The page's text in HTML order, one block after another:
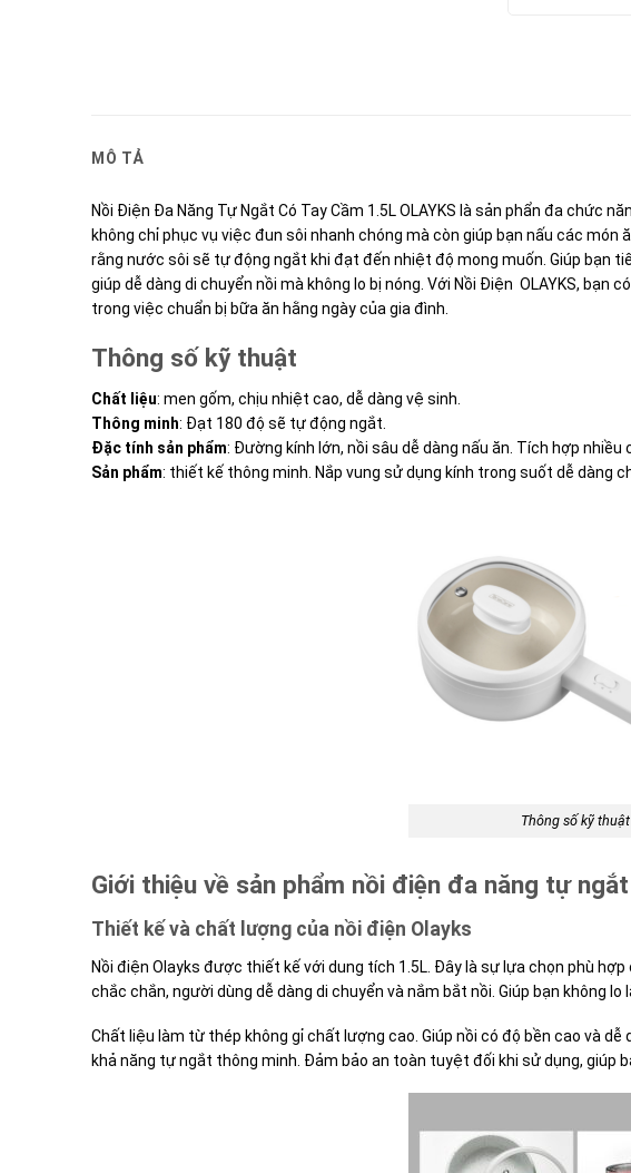
MÔ TẢ
Nồi Điện Đa Năng Tự Ngắt Có Tay Cầm 1.5L OLAYKS là sản phẩn đa chức
không chỉ phục vụ việc đun sôi nhanh chóng mà còn giúp bạn nấu các
rằng nước sôi sẽ tự động ngắt khi đạt đến nhiệt độ mong muốn. Giúp bạn
giúp dễ dàng di chuyển nồi mà không lo bị nóng. Với Nồi Điện OLAYKS,
trong việc chuẩn bị bữa ăn hằng ngày của gia đình.
Thông số kỹ thuật
Chất liệu: men gốm, chịu nhiệt cao, dễ dàng vệ sinh.
Thông minh: Đạt 180 độ sẽ tự động ngắt.
Đặc tính sản phẩm: Đường kính lớn, nồi sâu dễ dàng nấu ăn. Tích hợp nhiều
Sản phẩm: thiết kế thông minh. Nắp vung sử dụng kính trong suốt dễ dàng
Thông số kỹ thuật
Giới thiệu về sản phẩm nồi điện đa năng tự
Thiết kế và chất lượng của nồi điện Olayks
Nồi điện Olayks được thiết kế với dung tích 1.5L. Đây là sự lựa chọn phù
chắc chắn, người dùng dễ dàng di chuyển và nắm bắt nồi. Giúp bạn không
Chất liệu làm từ thép không gỉ chất lượng cao. Giúp nồi có độ bền cao và
khả năng tự ngắt thông minh. Đảm bảo an toàn tuyệt đối khi sử dụng, giúp